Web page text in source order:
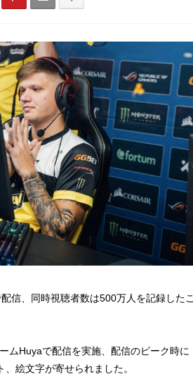
信、同時視聴者数は500万人を記録したこ
ムHuyaで配信を実施、配信のピーク時に
絵文字が寄せられました。